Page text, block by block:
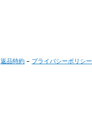
返品特約 プライバシーポリシー